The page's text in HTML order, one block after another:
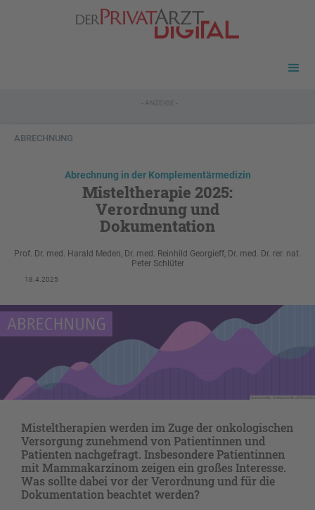
- ANZEIGE -
ABRECHNUNG
Abrechnung in der Komplementärmedizin
Misteltherapie 2025:
Verordnung und
Dokumentation
Prof. Dr. med. Harald Meden, Dr. med. Reinhild Georgieff, Dr. med. Dr. rer. nat.
Peter Schlüter
18.4.2025
Misteltherapien werden im Zuge der onkologischen
Versorgung zunehmend von Patientinnen und
Patienten nachgefragt. Insbesondere Patientinnen
mit Mammakarzinom zeigen ein großes Interesse.
Was sollte dabei vor der Verordnung und für die
Dokumentation beachtet werden?